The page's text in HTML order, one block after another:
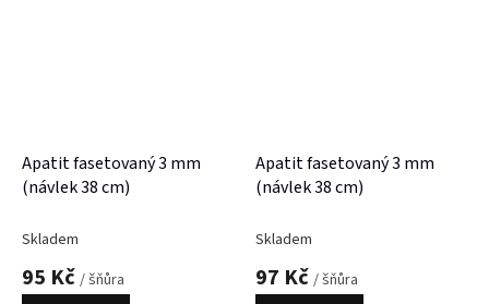
Apatit fasetovaný 3 mm
(návlek 38 cm)
Skladem
95 Kč / šňůra
Apatit fasetovaný 3 mm
(návlek 38 cm)
Skladem
97 Kč / šňůra